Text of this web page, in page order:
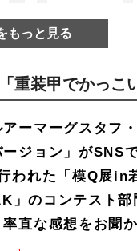
もっと見る
重装甲でかっこ
ーマーグスタフ
ジョン」がSNS
われた「模Q展in
」のコンテスト部
直な感想をお聞